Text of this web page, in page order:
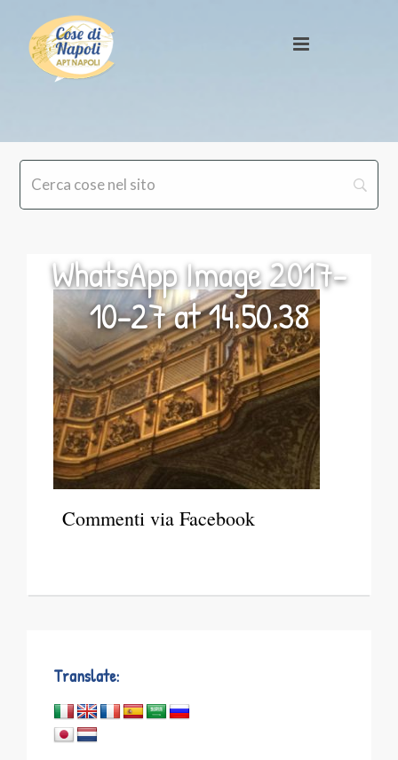
WhatsApp Image 2017-
10-27 at 14.50.38
Commenti via Facebook
Translate: